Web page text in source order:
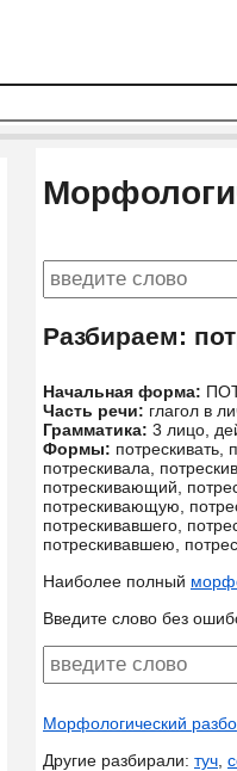
Разбираем:
Начальная форма:
Часть речи: глагол в
Грамматика: 3 лицо,
Формы: потрескивать,
потрескивала,
потрескивающий,
потрескивающую,
потрескивавшего,
потрескивавшею,
Наиболее полный
Введите слово без
Морфологический
Другие разбирали: туч